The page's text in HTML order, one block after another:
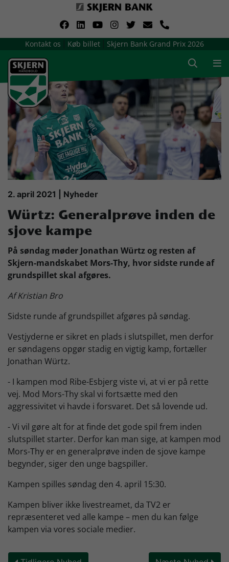
Kontakt os Køb billet Skjern Bank Grand Prix 2026
Om Skjern Håndbold
Ligatruppen
Sponsorer
Billetsalg / sæsonkort
Presse
Samarbejdsklubber
Skjern Bank Grand Prix
Nyhedsbrev
Køb Billet
2. april 2021 | Nyheder
Würtz: Generalprøve inden de
sjove kampe
På søndag møder Jonathan Würtz og resten af
Skjern-mandskabet Mors-Thy, hvor sidste runde af
grundspillet skal afgøres.
Af Kristian Bro
Sidste runde af grundspillet afgøres på søndag.
Vestjyderne er sikret en plads i slutspillet, men derfor
er søndagens opgør stadig en vigtig kamp, fortæller
Jonathan Würtz.
- I kampen mod Ribe-Esbjerg viste vi, at vi er på rette
vej. Mod Mors-Thy skal vi fortsætte med den
aggressivitet vi havde i forsvaret. Det så lovende ud.
- Vi vil gøre alt for at finde det gode spil frem inden
slutspillet starter. Derfor kan man sige, at kampen mod
Mors-Thy er en generalprøve inden de sjove kampe
begynder, siger den unge bagspiller.
Kampen spilles søndag den 4. april 15:30.
Kampen bliver ikke livestreamet, da TV2 er
repræsenteret ved alle kampe – men du kan følge
kampen via vores sociale medier.